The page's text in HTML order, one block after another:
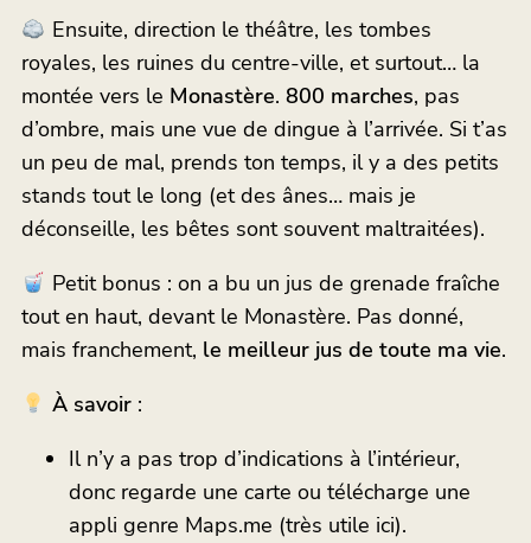
Ensuite, direction le théâtre, les tombes
royales, les ruines du centre-ville, et surtout… la
montée vers le Monastère. 800 marches, pas
d’ombre, mais une vue de dingue à l’arrivée. Si t’as
un peu de mal, prends ton temps, il y a des petits
stands tout le long (et des ânes… mais je
déconseille, les bêtes sont souvent maltraitées).
Petit bonus : on a bu un jus de grenade fraîche
tout en haut, devant le Monastère. Pas donné,
mais franchement, le meilleur jus de toute ma vie.
À savoir:
Il n’y a pas trop d’indications à l’intérieur,
donc regarde une carte ou télécharge une
appli genre Maps.me (très utile ici).